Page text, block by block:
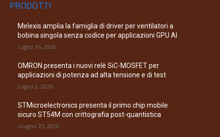
PRODOTTI
Melexis amplia la famiglia di driver per ventilatori a
bobina singola senza codice per applicazioni GPU AI
Luglio 16, 2026
OMRON presenta i nuovi relè SiC-MOSFET per
applicazioni di potenza ad alta tensione e di test
Luglio 2, 2026
STMicroelectronics presenta il primo chip mobile
sicuro ST54M con crittografia post-quantistica
Giugno 25, 2026